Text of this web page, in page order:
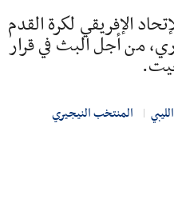
الإفريقي لكرة القدم
الجاري، من أجل البث في قرار
المنتخب النيجيري